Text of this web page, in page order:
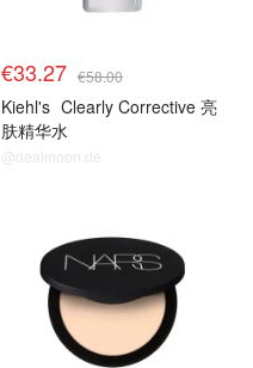
€33.27 €58.00
Kiehl's Clearly Corrective 亮
肤精华水
@dealmoon.de